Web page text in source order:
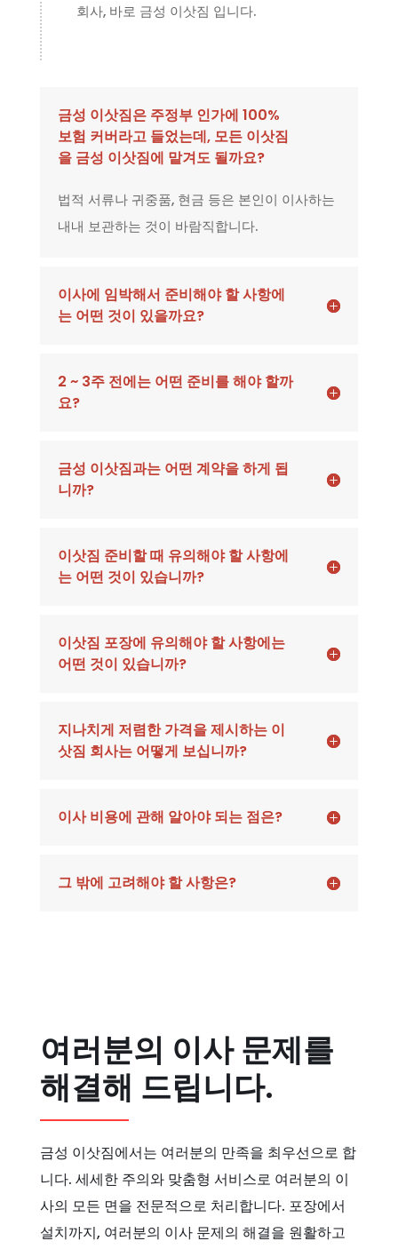
회사, 바로 금성 이삿짐 입니다.
금성 이삿짐은 주정부 인가에 100%
보험 커버라고 들었는데, 모든 이삿짐
을 금성 이삿짐에 맡겨도 될까요?
법적 서류나 귀중품, 현금 등은 본인이 이사하는
내내 보관하는 것이 바람직합니다.
이사에 임박해서 준비해야 할 사항에
는 어떤 것이 있을까요?
2 ~ 3주 전에는 어떤 준비를 해야 할까
요?
금성 이삿짐과는 어떤 계약을 하게 됩
니까?
이삿짐 준비할 때 유의해야 할 사항에
는 어떤 것이 있습니까?
이삿짐 포장에 유의해야 할 사항에는
어떤 것이 있습니까?
지나치게 저렴한 가격을 제시하는 이
삿짐 회사는 어떻게 보십니까?
이사 비용에 관해 알아야 되는 점은?
그 밖에 고려해야 할 사항은?
여러분의 이사 문제를
해결해 드립니다.
금성 이삿짐에서는 여러분의 만족을 최우선으로 합
니다. 세세한 주의와 맞춤형 서비스로 여러분의 이
사의 모든 면을 전문적으로 처리합니다. 포장에서
설치까지, 여러분의 이사 문제의 해결을 원활하고